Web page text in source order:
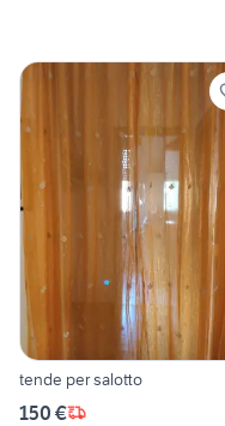
tende per salotto
150 €